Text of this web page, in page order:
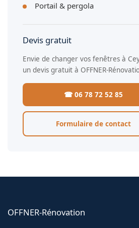
Portail & pergola
Devis gratuit
Envie de changer vos fenêtres à
un devis gratuit à OFFNER-
☎ 06 78 72 52 85
Formulaire de contact
OFFNER-Rénovation